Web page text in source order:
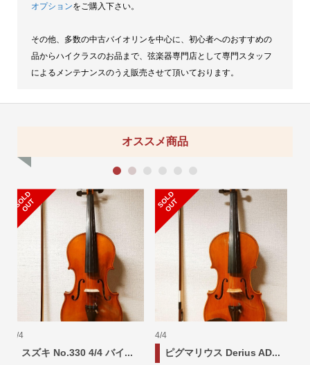
オプションをご購入下さい。
その他、多数の中古バイオリンを中心に、初心者へのおすすめの
品からハイクラスのお品まで、弦楽器専門店として専門スタッフ
によるメンテナンスのうえ販売させて頂いております。
オススメ商品
AD...
S
L
D
O
U
スズキ 4/4 No.500T バイ...
S
O
L
D
O
U
T
スズキ No.520 3/4 バイ
1 2 3 4 5 6